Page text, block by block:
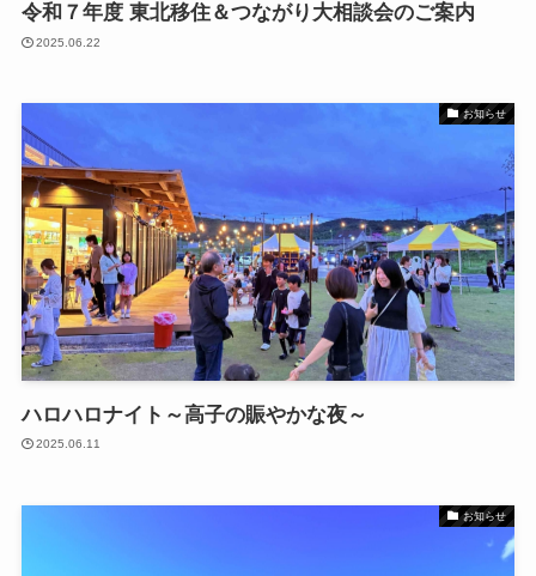
令和７年度 東北移住＆つながり大相談会のご案内
2025.06.22
お知らせ
ハロハロナイト～高子の賑やかな夜～
2025.06.11
お知らせ